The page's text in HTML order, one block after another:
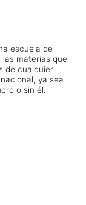
escuela de
materias que
de cualquier
ya sea
o sin él.